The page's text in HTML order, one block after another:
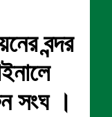
বন্দর
সংঘ ।